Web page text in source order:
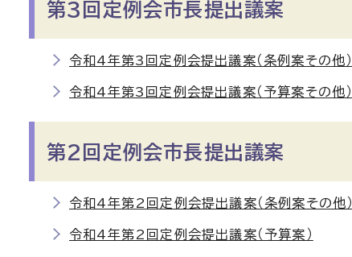
第3回定例会市長提出議案
令和4年第3回定例会提出議案（条例案その他）
令和4年第3回定例会提出議案（予算案その他）
第2回定例会市長提出議案
令和4年第2回定例会提出議案（条例案その他）
令和4年第2回定例会提出議案（予算案）